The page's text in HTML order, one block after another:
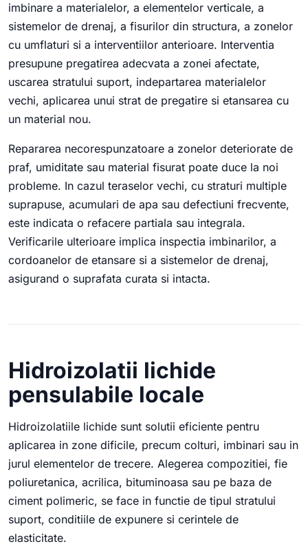
imbinare a materialelor, a elementelor verticale, a
sistemelor de drenaj, a fisurilor din structura, a zonelor
cu umflaturi si a interventiilor anterioare. Interventia
presupune pregatirea adecvata a zonei afectate,
uscarea stratului suport, indepartarea materialelor
vechi, aplicarea unui strat de pregatire si etansarea cu
un material nou.
Repararea necorespunzatoare a zonelor deteriorate de
praf, umiditate sau material fisurat poate duce la noi
probleme. In cazul teraselor vechi, cu straturi multiple
suprapuse, acumulari de apa sau defectiuni frecvente,
este indicata o refacere partiala sau integrala.
Verificarile ulterioare implica inspectia imbinarilor, a
cordoanelor de etansare si a sistemelor de drenaj,
asigurand o suprafata curata si intacta.
Hidroizolatii lichide
pensulabile locale
Hidroizolatiile lichide sunt solutii eficiente pentru
aplicarea in zone dificile, precum colturi, imbinari sau in
jurul elementelor de trecere. Alegerea compozitiei, fie
poliuretanica, acrilica, bituminoasa sau pe baza de
ciment polimeric, se face in functie de tipul stratului
suport, conditiile de expunere si cerintele de
elasticitate.